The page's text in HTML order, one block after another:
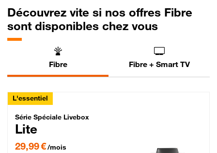
Découvrez vite si nos offres Fibre
sont disponibles chez vous
Fibre Fibre + Smart TV
L'essentiel
Série Spéciale Livebox Lite Fibre
Série Spéciale Livebox
Lite
29,99 €/mois